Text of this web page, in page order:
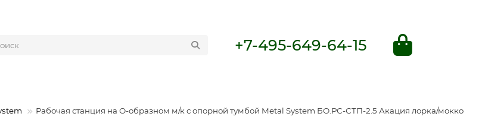
+7-495-649-64-15
Рабочая станция на О-образном м/к с опорной тумбой Metal System БО.РС-СТП-2.5 Акация лорка/мокко